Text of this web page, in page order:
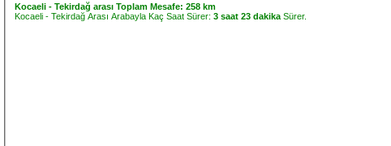
Kocaeli - Tekirdağ arası Toplam Mesafe:258 km
Kocaeli - Tekirdağ Arası Arabayla Kaç Saat Sürer:3 saat 23 dakika Sürer.